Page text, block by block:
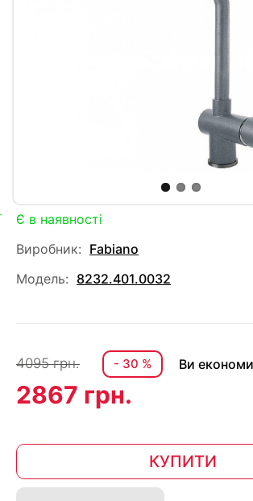
Є в наявності
Виробник: Fabiano
Модель: 8232.401.0032
4095 грн. - 30 % Ви
2867 грн.
КУПИТИ